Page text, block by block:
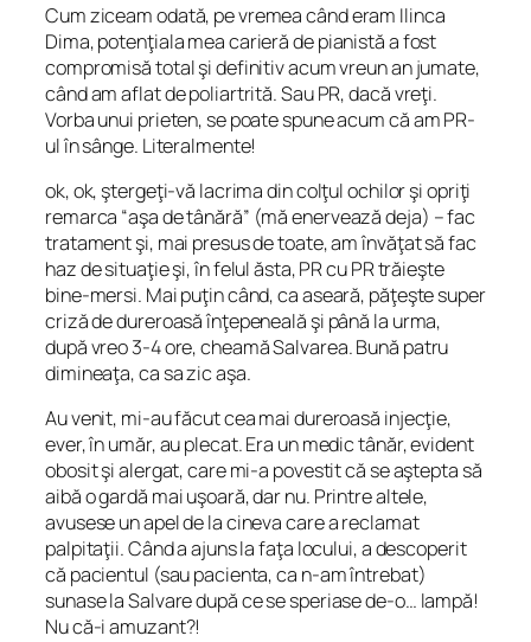
Cum ziceam odată, pe vremea când eram Ilinca
Dima, potenţiala mea carieră de pianistă a fost
compromisă total şi definitiv acum vreun an jumate,
când am aflat de poliartrită. Sau PR, dacă vreţi.
Vorba unui prieten, se poate spune acum că am PR-
ul în sânge. Literalmente!
ok, ok, ştergeţi-vă lacrima din colţul ochilor şi opriţi
remarca “aşa de tânără” (mă enervează deja) – fac
tratament şi, mai presus de toate, am învăţat să fac
haz de situaţie şi, în felul ăsta, PR cu PR trăieşte
bine-mersi. Mai puţin când, ca aseară, păţeşte super
criză de dureroasă înţepeneală şi până la urma,
după vreo 3-4 ore, cheamă Salvarea. Bună patru
dimineaţa, ca sa zic aşa.
Au venit, mi-au făcut cea mai dureroasă injecţie,
ever, în umăr, au plecat. Era un medic tânăr, evident
obosit şi alergat, care mi-a povestit că se aştepta să
aibă o gardă mai uşoară, dar nu. Printre altele,
avusese un apel de la cineva care a reclamat
palpitaţii. Când a ajuns la faţa locului, a descoperit
că pacientul (sau pacienta, ca n-am întrebat)
sunase la Salvare după ce se speriase de-o… lampă!
Nu că-i amuzant?!